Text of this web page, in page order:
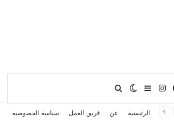
يوتيوبانستقرامإضافة عمود جانبي
الوضع المظلم
بحث عن
الرئيسية عن فريق العمل سياسة الخصوصية